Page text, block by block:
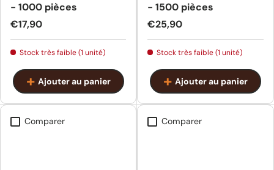
- 1000 pièces
Prix habituel
€17,90
Stock très faible (1 unité)
Ajouter au panier
- 1500 pièces
Prix habituel
€25,90
Stock très faible (1 unité)
Ajouter au panier
Comparer Comparer